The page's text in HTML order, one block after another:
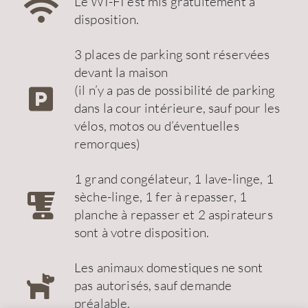
disposition.
3 places de parking sont réservées
devant la maison
(il n’y a pas de possibilité de parking
dans la cour intérieure, sauf pour les
vélos, motos ou d’éventuelles
remorques)
1 grand congélateur, 1 lave-linge, 1
sèche-linge, 1 fer à repasser, 1
planche à repasser et 2 aspirateurs
sont à votre disposition.
Les animaux domestiques ne sont
pas autorisés, sauf demande
préalable.